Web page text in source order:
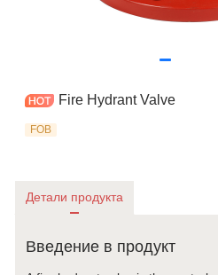
Fire Hydrant Valve
FOB
Детали продукта
Введение в продукт